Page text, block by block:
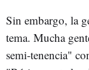
Sin embargo, la
tema. Mucha
semi-tenencia"